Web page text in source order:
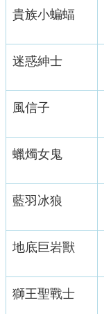
貴族小蝙蝠
迷惑紳士
風信子
蠟燭女鬼
藍羽冰狼
地底巨岩獸
獅王聖戰士